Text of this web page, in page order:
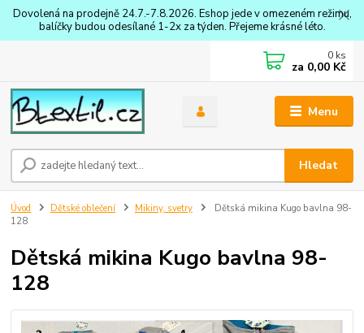
Dovolená na prodejně 24.7.-7.8.2026. Eshop jede v omezeném režimu,
balíčky budou odesílané 1-2x za týden. Přejeme krásné léto.
Menu
Hledat
0 ks
za 0,00 Kč
Úvod Dětské oblečení Mikiny, svetry
Dětská mikina Kugo bavlna 98-
128
Dětská mikina Kugo bavlna 98-
128